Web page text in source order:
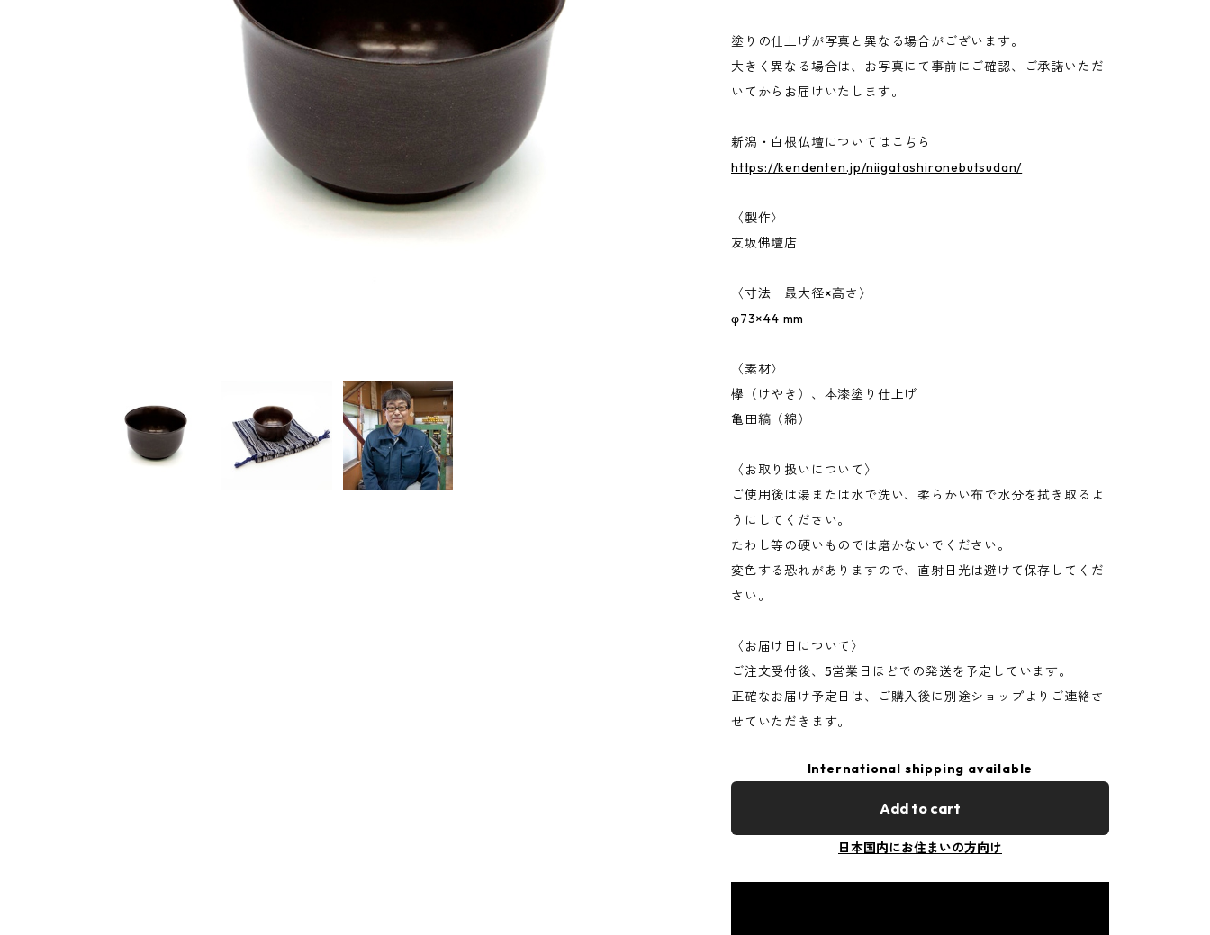
塗りの仕上げが写真と異なる場合がございます。
大きく異なる場合は、お写真にて事前にご確認、ご承諾いただ
いてからお届けいたします。
新潟・白根仏壇についてはこちら
https://kendenten.jp/niigatashironebutsudan/
〈製作〉
友坂佛壇店
〈寸法 最大径×高さ〉
φ73×44 mm
〈素材〉
欅（けやき）、本漆塗り仕上げ
亀田縞（綿）
〈お取り扱いについて〉
ご使用後は湯または水で洗い、柔らかい布で水分を拭き取るよ
うにしてください。
たわし等の硬いものでは磨かないでください。
変色する恐れがありますので、直射日光は避けて保存してくだ
さい。
〈お届け日について〉
ご注文受付後、5営業日ほどでの発送を予定しています。
正確なお届け予定日は、ご購入後に別途ショップよりご連絡さ
せていただきます。
International shipping available
Add to cart
日本国内にお住まいの方向け